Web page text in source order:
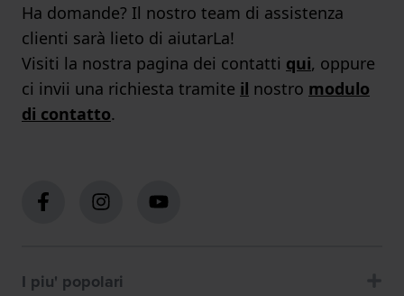
Ha domande? Il nostro team di assistenza
clienti sarà lieto di aiutarLa!
Visiti la nostra pagina dei contatti qui, oppure
ci invii una richiesta tramite il nostro modulo
di contatto.
I piu' popolari